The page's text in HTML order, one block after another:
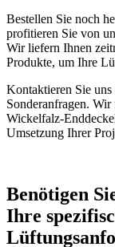
Bestellen Sie noch
profitieren Sie von
Wir liefern Ihnen
Produkte, um Ihre
Kontaktieren Sie
Sonderanfragen.
Wickelfalz-
Umsetzung Ihrer
Benötigen
Ihre